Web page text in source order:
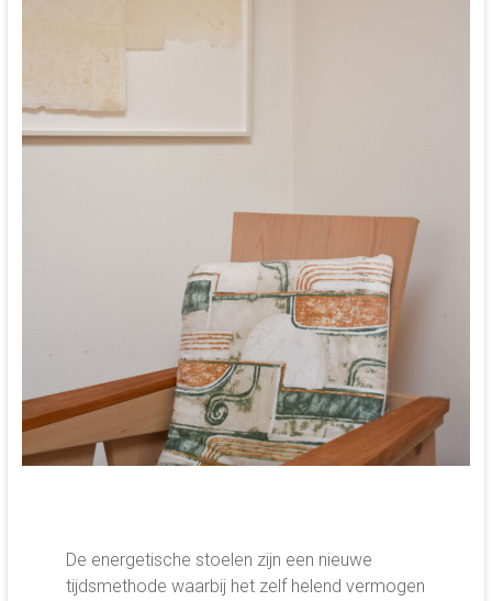
De energetische stoelen zijn een nieuwe
tijdsmethode waarbij het zelf helend vermogen